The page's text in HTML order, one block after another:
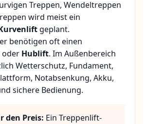
Treppen, Wendeltreppen
wird meist ein
geplant.
benötigen oft einen
oder Hublift. Im Außenbereich
Wetterschutz, Fundament,
Notabsenkung, Akku,
sichere Bedienung.
den Preis: Ein Treppenlift-